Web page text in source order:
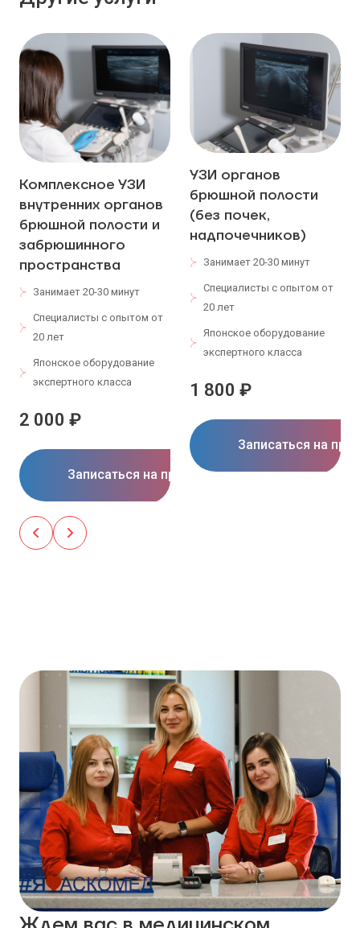
Комплексное УЗИ
внутренних органов
брюшной полости и
забрюшинного
пространства
Занимает 20-30 минут
Специалисты с опытом от
20 лет
Японское оборудование
экспертного класса
2 000 ₽
Записаться на прием
УЗИ органов
брюшной полости
(без почек,
надпочечников)
Занимает 20-30 минут
Специалисты с опытом от
20 лет
Японское оборудование
экспертного класса
1 800 ₽
Записаться на